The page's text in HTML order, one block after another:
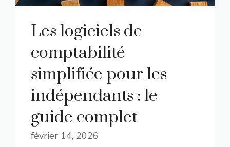
Les logiciels de
comptabilité
simplifiée pour les
indépendants : le
guide complet
février 14, 2026